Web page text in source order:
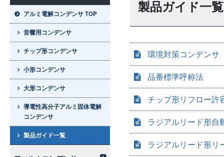
製品ガイド一覧
環境対策コンデンサ
品番標準呼称法
チップ形リフロー許
ラジアルリード形自
ラジアルリード形リ
アルミ電解コンデンサ TOP
音響用コンデンサ
チップ形コンデンサ
小形コンデンサ
大形コンデンサ
導電性高分子アルミ固体電解
コンデンサ
製品ガイド一覧